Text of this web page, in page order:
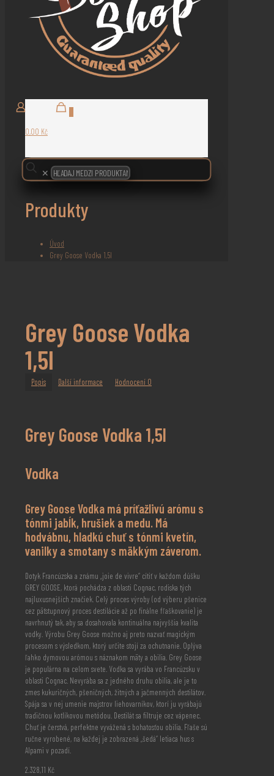
0,00 Kč
✕
Produkty
Úvod
Grey Goose Vodka 1,5l
Grey Goose Vodka
1,5l
Popis Další informace Hodnocení 0
Grey Goose Vodka 1,5l
Vodka
Grey Goose Vodka má príťažlivú arómu s
tónmi jabĺk, hrušiek a medu. Má
hodvábnu, hladkú chuť s tónmi kvetín,
vanilky a smotany s mäkkým záverom.
Dotyk Francúzska a známu „joie de vivre“ cítiť v každom dúšku
GREY GOOSE, ktorá pochádza z oblasti Cognac, rodiska tých
najluxusnejších značiek. Celý proces výroby (od výberu pšenice
cez päťstupnový proces destilácie až po finálne fľaškovanie) je
navrhnutý tak, aby sa dosahovala kontinuálna najvyššia kvalita
vodky. Výrobu Grey Goose možno aj preto nazvať magickým
procesom s výsledkom, ktorý určite stojí za ochutnanie. Oplýva
ľahko dymovou arómou s náznakom mäty a obilia. Grey Goose
je populárna na celom svete. Vodka sa vyrába vo Francúzsku v
oblasti Cognac. Nevyrába sa z jedného druhu obilia, ale je to
zmes kukuričných, pšeničných, žitných a jačmenných destilátov.
Spája sa v nej umenie majstrov liehovarníkov, ktorí ju vyrábajú
tradičnou kotlíkovou metódou. Destilát sa filtruje cez vápenec.
Chuť je čerstvá, perfektne vyvážená s bohatosťou obilia. Fľaše sú
ručne vyrobené, na každej je zobrazená „šedá“ letiaca hus s
Alpami v pozadí.
2.328,11 Kč